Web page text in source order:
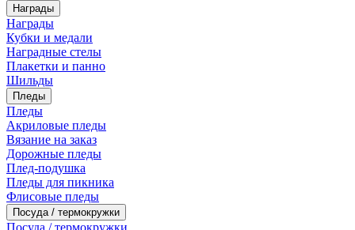
Награды
Награды
Кубки и медали
Наградные стелы
Плакетки и панно
Шильды
Пледы
Пледы
Акриловые пледы
Вязание на заказ
Дорожные пледы
Плед-подушка
Пледы для пикника
Флисовые пледы
Посуда / термокружки
Посуда / термокружки